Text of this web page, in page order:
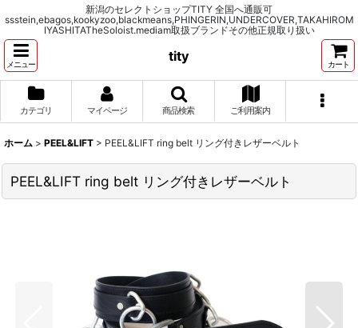
新潟のセレクトショップTITY 全国へ通販可
ssstein,ebagos,kookyzoo,blackmeans,PHINGERIN,UNDERCOVER,TAKAHIROM
IYASHITATheSoloist.mediam取扱ブランドその他正規取り扱い
メニュー
tity
カート
カテゴリ マイページ 商品検索 ご利用案内
ホーム > PEEL&LIFT > PEEL&LIFT ring belt リング付きレザーベルト
PEEL&LIFT ring belt リング付きレザーベルト